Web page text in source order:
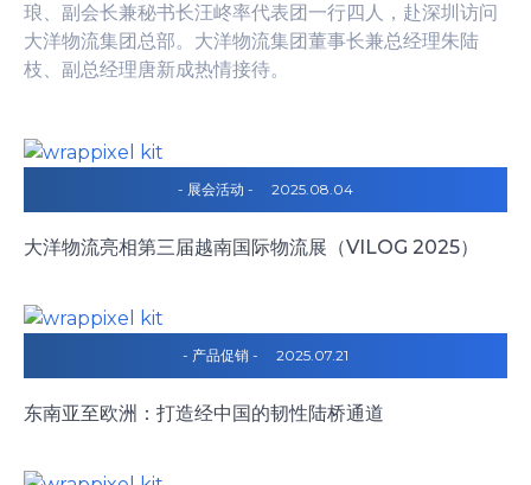
琅、副会长兼秘书长汪峂率代表团一行四人，赴深圳访问
大洋物流集团总部。大洋物流集团董事长兼总经理朱陆
枝、副总经理唐新成热情接待。
- 展会活动 - 2025.08.04
大洋物流亮相第三届越南国际物流展（VILOG 2025）
- 产品促销 - 2025.07.21
东南亚至欧洲：打造经中国的韧性陆桥通道